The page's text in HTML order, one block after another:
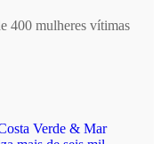
400 mulheres vítimas